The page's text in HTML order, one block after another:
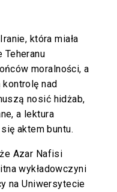
która miała
Teheranu
moralności, a
nad
nosić hidżab,
a lektura
aktem buntu.
Azar Nafisi
wykładowczyni
na Uniwersytecie